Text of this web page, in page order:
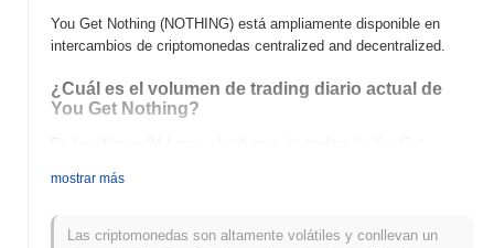
You Get Nothing (NOTHING) está ampliamente disponible en
intercambios de criptomonedas centralized and decentralized.
¿Cuál es el volumen de trading diario actual de
You Get Nothing?
Get Nothing?
mostrar más
Las criptomonedas son altamente volátiles y conllevan un